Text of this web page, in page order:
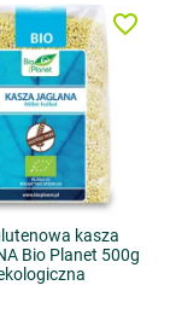
kasza
Bio Planet 500g
favorite_border